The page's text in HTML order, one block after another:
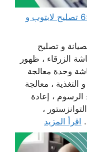
مهندس كمبيوتر الضباعية 65511033 تصليح لابتوب و
و تصليح
الزرقاء ، ظهور
وحدة معالجة
، معالجة
الرسوم ، إعادة
،
اقرأ المزيد